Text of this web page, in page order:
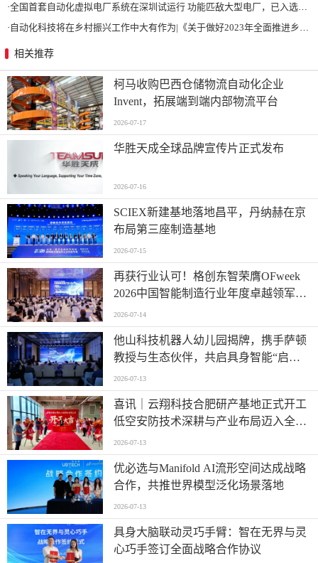
·全国首套自动化虚拟电厂系统在深圳试运行 功能匹敌大型电厂，已入选国际典型案例
· 自动化科技将在乡村振兴工作中大有作为|《关于做好2023年全面推进乡村振兴重点工作的意见》发布
相关推荐
柯马收购巴西仓储物流自动化企业
Invent，拓展端到端内部物流平台
2026-07-17
华胜天成全球品牌宣传片正式发布
2026-07-16
SCIEX新建基地落地昌平，丹纳赫在京
布局第三座制造基地
2026-07-15
再获行业认可！格创东智荣膺OFweek
2026中国智能制造行业年度卓越领军企
业奖
2026-07-14
他山科技机器人幼儿园揭牌，携手萨顿
教授与生态伙伴，共启具身智能“启蒙
时代”
2026-07-13
喜讯｜云翔科技合肥研产基地正式开工
低空安防技术深耕与产业布局迈入全新
阶段
2026-07-13
优必选与Manifold AI流形空间达成战略
合作，共推世界模型泛化场景落地
2026-07-13
具身大脑联动灵巧手臂：智在无界与灵
心巧手签订全面战略合作协议